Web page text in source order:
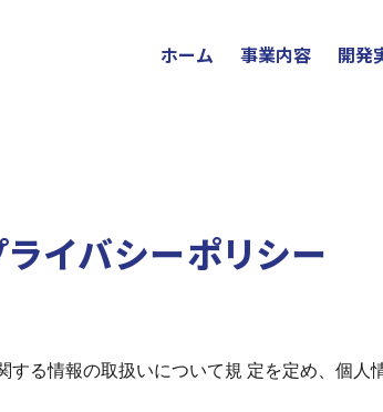
ホーム 事業内容 開発
ライバシーポリシー
る情報の取扱いについて規 定を定め、個人